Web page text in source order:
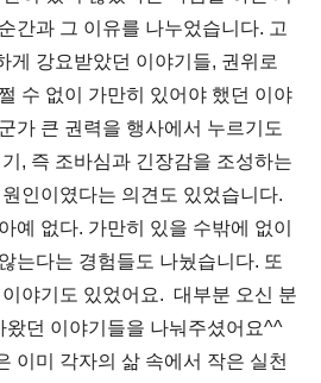
간과 그 이유를 나누었습니다. 고
게 강요받았던 이야기들, 권위로
수 없이 가만히 있어야 했던 이야
가 큰 권력을 행사에서 누르기도
, 즉 조바심과 긴장감을 조성하는
인이였다는 의견도 있었습니다.
예 없다. 가만히 있을 수밖에 없이
는다는 경험들도 나눴습니다. 또
야기도 있었어요. 대부분 오신 분
왔던 이야기들을 나눠주셨어요^^
이미 각자의 삶 속에서 작은 실천